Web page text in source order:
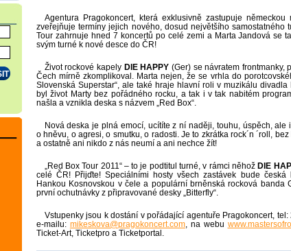
Agentura Pragokoncert, která exklusivně zastupuje německou
zveřejňuje termíny jejich nového, dosud největšího samostatného
Tour zahrnuje hned 7 koncertů po celé zemi a Marta Jandová se
svým turné k nové desce do ČR!
Život rockové kapely DIE HAPPY (Ger) se návratem frontmanky,
Čech mírně zkomplikoval. Marta nejen, že se vrhla do
Slovenská Superstar“, ale také hraje hlavní roli v muzikálu
byl život Marty bez pořádného rocku, a tak i v tak nabitém
našla a vznikla deska s názvem „Red Box“.
Nová deska je plná emocí, ucítíte z ní naději, touhu, úspěch, ale
o hněvu, o agresi, o smutku, o radosti. Je to zkrátka rock´n ´roll,
a ostatně ani nikdo z nás neumí a ani nechce žít!
„Red Box Tour 2011“ – to je podtitul turné, v rámci něhožDIE
celé ČR! Přijďte! Speciálními hosty všech zastávek bude
Hankou Kosnovskou v čele a populární brněnská rocková banda
první ochutnávky z připravované desky „Bitterfly“.
Vstupenky jsou k dostání v pořádající agentuře Pragokoncert,
e-mailu: mikeskova@pragokoncert.com, na webu
Ticket-Art, Ticketpro a Ticketportal.